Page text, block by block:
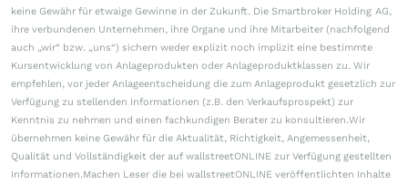
keine Gewähr für etwaige Gewinne in der Zukunft. Die Smartbroker Holding AG,
ihre verbundenen Unternehmen, ihre Organe und ihre Mitarbeiter (nachfolgend
auch „wir“ bzw. „uns“) sichern weder explizit noch implizit eine bestimmte
Kursentwicklung von Anlageprodukten oder Anlageproduktklassen zu. Wir
empfehlen, vor jeder Anlageentscheidung die zum Anlageprodukt gesetzlich zur
Verfügung zu stellenden Informationen (z.B. den Verkaufsprospekt) zur
Kenntnis zu nehmen und einen fachkundigen Berater zu konsultieren.Wir
übernehmen keine Gewähr für die Aktualität, Richtigkeit, Angemessenheit,
Qualität und Vollständigkeit der auf wallstreetONLINE zur Verfügung gestellten
Informationen.Machen Leser die bei wallstreetONLINE veröffentlichten Inhalte